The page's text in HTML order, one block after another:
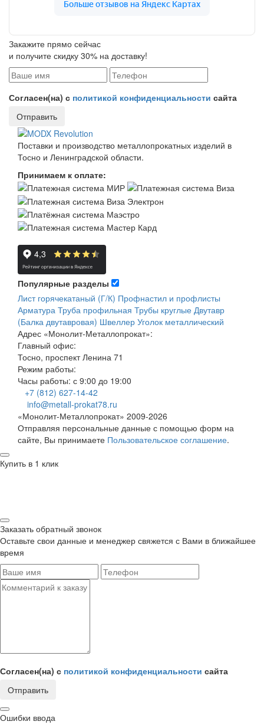
Закажите прямо сейчас
и получите скидку 30% на доставку!
Согласен(на) с политикой конфиденциальности сайта
Отправить
Поставки и производство металлопрокатных изделий в
Тосно и Ленинградской области.
Принимаем к оплате:
Популярные разделы
Лист горячекатаный (Г/К) Профнастил и профлисты
Арматура Труба профильная Трубы круглые Двутавр
(Балка двутавровая) Швеллер Уголок металлический
Адрес «Монолит-Металлопрокат»:
Главный офис:
Тосно, проспект Ленина 71
Режим работы:
Часы работы: с 9:00 до 19:00
+7 (812) 627-14-42
info@metall-prokat78.ru
«Монолит-Металлопрокат» 2009-2026
Отправляя персональные данные с помощью форм на
сайте, Вы принимаете Пользовательское соглашение.
Купить в 1 клик
Заказать обратный звонок
Оставьте свои данные и менеджер свяжется с Вами в ближайшее
время
Согласен(на) с политикой конфиденциальности сайта
Отправить
Ошибки ввода